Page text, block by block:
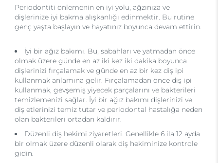
Periodontiti önlemenin en iyi yolu, ağzınıza ve
dişlerinize iyi bakma alışkanlığı edinmektir. Bu rutine
genç yaşta başlayın ve hayatınız boyunca devam ettirin.
İyi bir ağız bakımı. Bu, sabahları ve yatmadan önce
olmak üzere günde en az iki kez iki dakika boyunca
dişlerinizi fırçalamak ve günde en az bir kez diş ipi
kullanmak anlamına gelir. Fırçalamadan önce diş ipi
kullanmak, gevşemiş yiyecek parçalarını ve bakterileri
temizlemenizi sağlar. İyi bir ağız bakımı dişlerinizi ve
diş etlerinizi temiz tutar ve periodontal hastalığa neden
olan bakterileri ortadan kaldırır.
Düzenli diş hekimi ziyaretleri. Genellikle 6 ila 12 ayda
bir olmak üzere düzenli olarak diş hekiminize kontrole
gidin.